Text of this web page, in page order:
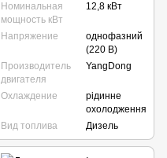
Номинальная
мощность кВт
12,8 кВт
Напряжение
однофазний
(220 В)
Производитель
двигателя
YangDong
Охлаждение
рідинне
охолодження
Вид топлива
Дизель